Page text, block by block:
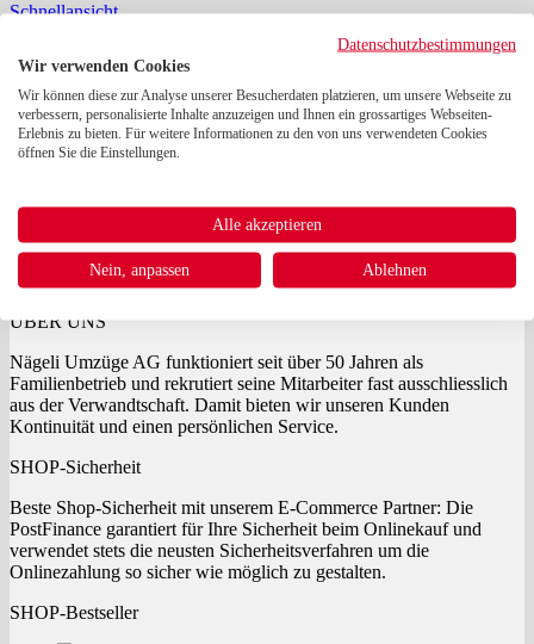
Schnellansicht
NEU! Felgen Reiniger Xtreme professionell 750ml
CHF19.40 inkl. MwSt
ADRESSE
Hagenholzstrasse 108
8050 Zürich
Telefon 044 322 70 70
info@naegeli-umzuege.ch
ÜBER UNS
Nägeli Umzüge AG funktioniert seit über 50 Jahren als
Familienbetrieb und rekrutiert seine Mitarbeiter fast ausschliesslich
aus der Verwandtschaft. Damit bieten wir unseren Kunden
Kontinuität und einen persönlichen Service.
SHOP-Sicherheit
Beste Shop-Sicherheit mit unserem E-Commerce Partner: Die
PostFinance garantiert für Ihre Sicherheit beim Onlinekauf und
verwendet stets die neusten Sicherheitsverfahren um die
Onlinezahlung so sicher wie möglich zu gestalten.
SHOP-Bestseller
Datenschutzbestimmungen
Wir verwenden Cookies
Wir können diese zur Analyse unserer Besucherdaten platzieren, um unsere Webseite zu
verbessern, personalisierte Inhalte anzuzeigen und Ihnen ein grossartiges Webseiten-
Erlebnis zu bieten. Für weitere Informationen zu den von uns verwendeten Cookies
öffnen Sie die Einstellungen.
Alle akzeptieren
Nein, anpassen Ablehnen